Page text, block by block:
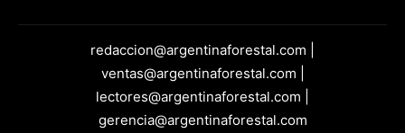
redaccion@argentinaforestal.com |
ventas@argentinaforestal.com |
lectores@argentinaforestal.com |
gerencia@argentinaforestal.com